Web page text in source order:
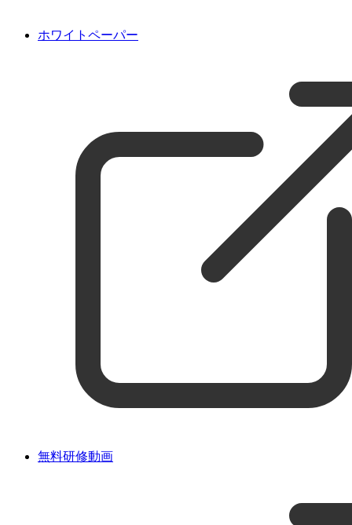
ホワイトペーパー
無料研修動画